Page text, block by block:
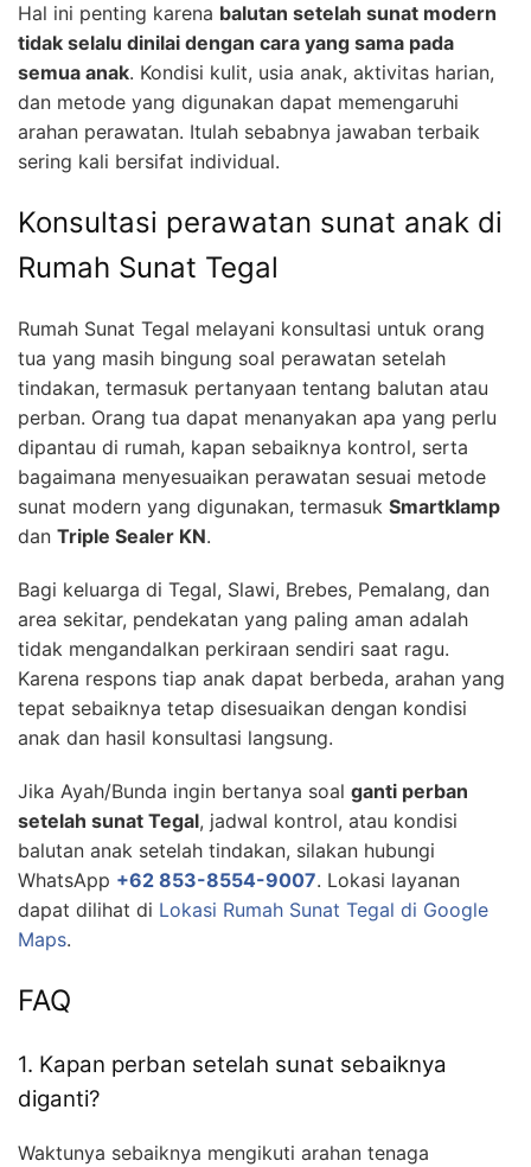
Hal ini penting karena balutan setelah sunat modern
tidak selalu dinilai dengan cara yang sama pada
semua anak. Kondisi kulit, usia anak, aktivitas harian,
dan metode yang digunakan dapat memengaruhi
arahan perawatan. Itulah sebabnya jawaban terbaik
sering kali bersifat individual.
Konsultasi perawatan sunat anak di
Rumah Sunat Tegal
Rumah Sunat Tegal melayani konsultasi untuk orang
tua yang masih bingung soal perawatan setelah
tindakan, termasuk pertanyaan tentang balutan atau
perban. Orang tua dapat menanyakan apa yang perlu
dipantau di rumah, kapan sebaiknya kontrol, serta
bagaimana menyesuaikan perawatan sesuai metode
sunat modern yang digunakan, termasuk Smartklamp
dan Triple Sealer KN.
Bagi keluarga di Tegal, Slawi, Brebes, Pemalang, dan
area sekitar, pendekatan yang paling aman adalah
tidak mengandalkan perkiraan sendiri saat ragu.
Karena respons tiap anak dapat berbeda, arahan yang
tepat sebaiknya tetap disesuaikan dengan kondisi
anak dan hasil konsultasi langsung.
Jika Ayah/Bunda ingin bertanya soal ganti perban
setelah sunat Tegal, jadwal kontrol, atau kondisi
balutan anak setelah tindakan, silakan hubungi
WhatsApp +62 853-8554-9007. Lokasi layanan
dapat dilihat di Lokasi Rumah Sunat Tegal di Google
Maps.
FAQ
1. Kapan perban setelah sunat sebaiknya
diganti?
Waktunya sebaiknya mengikuti arahan tenaga